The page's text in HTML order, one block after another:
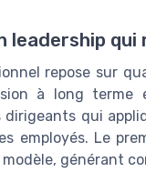
leadership
repose sur
à long terme
dirigeants qui
employés. Le
générant